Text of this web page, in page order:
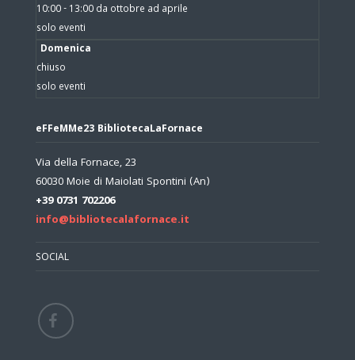
10:00 - 13:00 da ottobre ad aprile
solo eventi
Domenica
chiuso
solo eventi
eFFeMMe23 BibliotecaLaFornace
Via della Fornace, 23
60030 Moie di Maiolati Spontini (An)
+39 0731 702206
info@bibliotecalafornace.it
SOCIAL